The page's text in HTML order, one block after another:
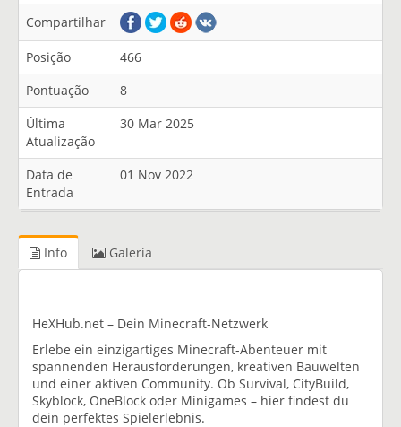
Compartilhar
Posição
466
Pontuação
8
Última
Atualização
30 Mar 2025
Data de
Entrada
01 Nov 2022
Info Galeria
HeXHub.net – Dein Minecraft-Netzwerk
Erlebe ein einzigartiges Minecraft-Abenteuer mit
spannenden Herausforderungen, kreativen Bauwelten
und einer aktiven Community. Ob Survival, CityBuild,
Skyblock, OneBlock oder Minigames – hier findest du
dein perfektes Spielerlebnis.